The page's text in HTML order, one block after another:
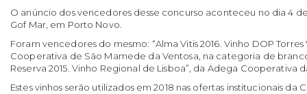
O anúncio dos vencedores desse concurso aconteceu no dia 4
Gof Mar, em Porto Novo.
Foram vencedores do mesmo: “Alma Vitis 2016. Vinho DOP Torres
Cooperativa de São Mamede da Ventosa, na categoria de
Reserva 2015. Vinho Regional de Lisboa”, da Adega Cooperativa
Estes vinhos serão utilizados em 2018 nas ofertas institucionais da